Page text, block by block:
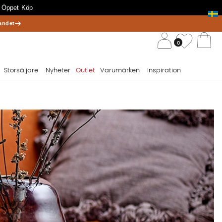
Köp
0
Storsäljare Nyheter Outlet Varumärken Inspiration